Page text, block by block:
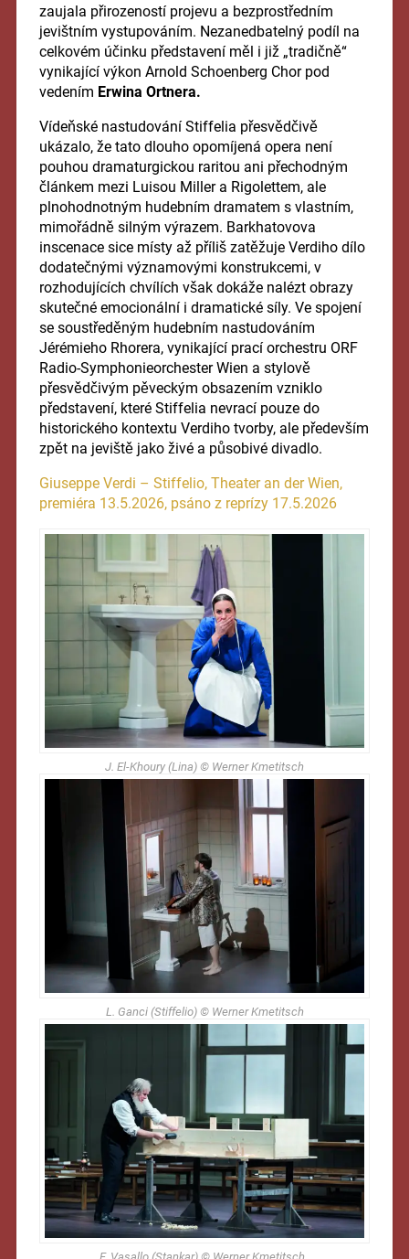
zaujala přirozeností projevu a bezprostředním
jevištním vystupováním. Nezanedbatelný podíl na
celkovém účinku představení měl i již „tradičně“
vynikající výkon Arnold Schoenberg Chor pod
vedením Erwina Ortnera.
Vídeňské nastudování Stiffelia přesvědčivě
ukázalo, že tato dlouho opomíjená opera není
pouhou dramaturgickou raritou ani přechodným
článkem mezi Luisou Miller a Rigolettem, ale
plnohodnotným hudebním dramatem s vlastním,
mimořádně silným výrazem. Barkhatovova
inscenace sice místy až příliš zatěžuje Verdiho dílo
dodatečnými významovými konstrukcemi, v
rozhodujících chvílích však dokáže nalézt obrazy
skutečné emocionální i dramatické síly. Ve spojení
se soustředěným hudebním nastudováním
Jérémieho Rhorera, vynikající prací orchestru ORF
Radio-Symphonieorchester Wien a stylově
přesvědčivým pěveckým obsazením vzniklo
představení, které Stiffelia nevrací pouze do
historického kontextu Verdiho tvorby, ale především
zpět na jeviště jako živé a působivé divadlo.
Giuseppe Verdi – Stiffelio, Theater an der Wien,
premiéra 13.5.2026, psáno z reprízy 17.5.2026
J. El-Khoury (Lina) © Werner Kmetitsch
L. Ganci (Stiffelio) © Werner Kmetitsch